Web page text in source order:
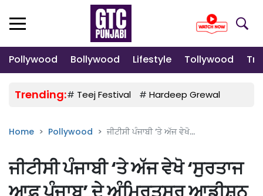
Pollywood Bollywood Lifestyle Tollywood
Trending:# Teej Festival # Hardeep Grewal
Home Pollywood ਜੀਟੀਸੀ ਪੰਜਾਬੀ ‘ਤੇ ਅੱਜ ਵੇਖੋ...
ਜੀਟੀਸੀ ਪੰਜਾਬੀ ‘ਤੇ ਅੱਜ ਵੇਖੋ ‘ਸੁਰਤਾਜ